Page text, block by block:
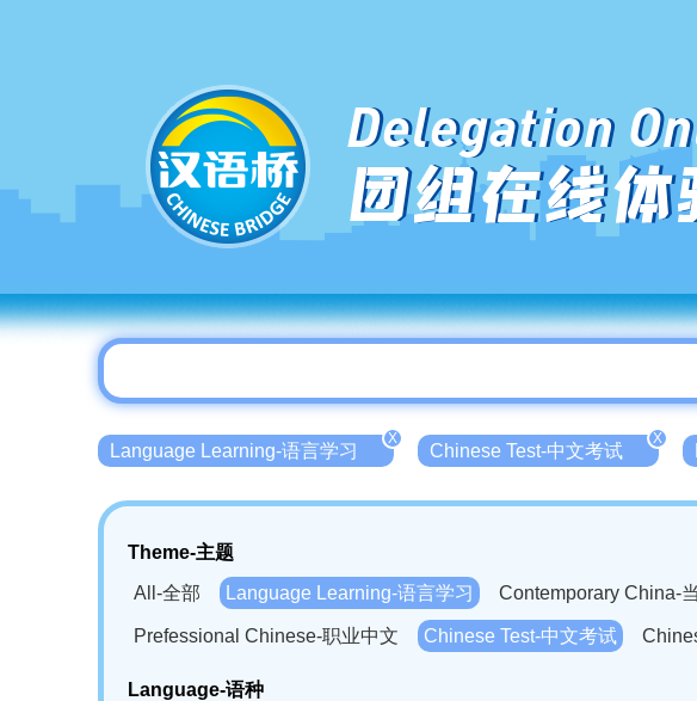
Delegation
团组在线
Language Learning-语言学习
X
Chinese Test-中文考试
X
Theme-主题
All-全部
Language Learning-语言学习 Contemporary China-
Prefessional Chinese-职业中文 Chinese Test-中文考试
Language-语种